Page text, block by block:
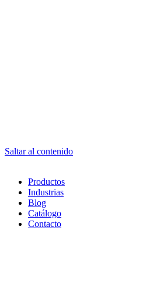
Saltar al contenido
Productos
Industrias
Blog
Catálogo
Contacto